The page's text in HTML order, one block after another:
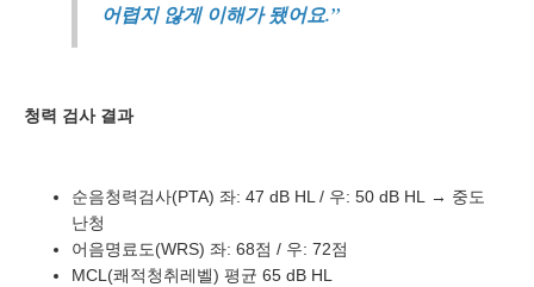
어렵지 않게 이해가 됐어요.”
청력 검사 결과
순음청력검사(PTA) 좌: 47 dB HL / 우: 50 dB HL
→ 중도
난청
어음명료도(WRS) 좌: 68점 / 우: 72점
MCL(쾌적청취레벨) 평균 65 dB HL
바로 예약하기